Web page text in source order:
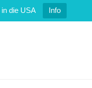
die USA Info